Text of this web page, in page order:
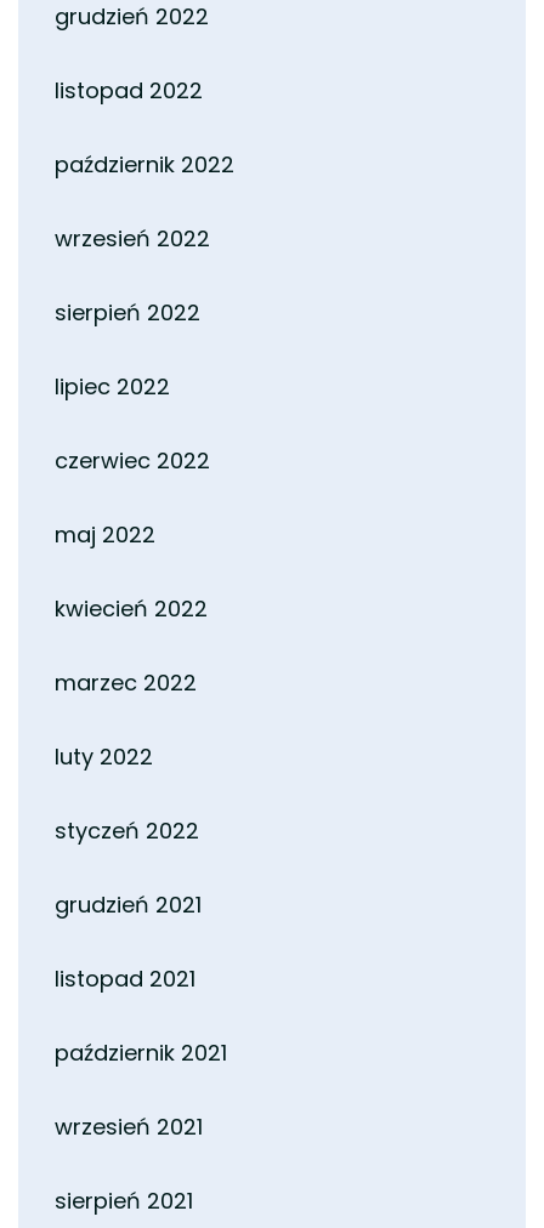
grudzień 2022
listopad 2022
październik 2022
wrzesień 2022
sierpień 2022
lipiec 2022
czerwiec 2022
maj 2022
kwiecień 2022
marzec 2022
luty 2022
styczeń 2022
grudzień 2021
listopad 2021
październik 2021
wrzesień 2021
sierpień 2021